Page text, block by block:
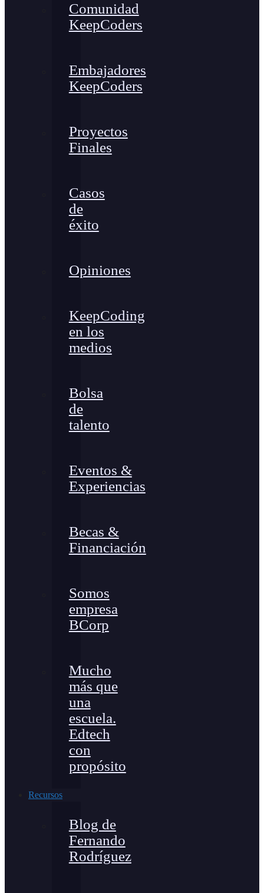
Comunidad
KeepCoders
Embajadores
KeepCoders
Proyectos
Finales
Casos
de
éxito
Opiniones
KeepCoding
en los
medios
Bolsa
de
talento
Eventos &
Experiencias
Becas &
Financiación
Somos
empresa
BCorp
Mucho
más que
una
escuela.
Edtech
con
propósito
Recursos
Blog de
Fernando
Rodríguez